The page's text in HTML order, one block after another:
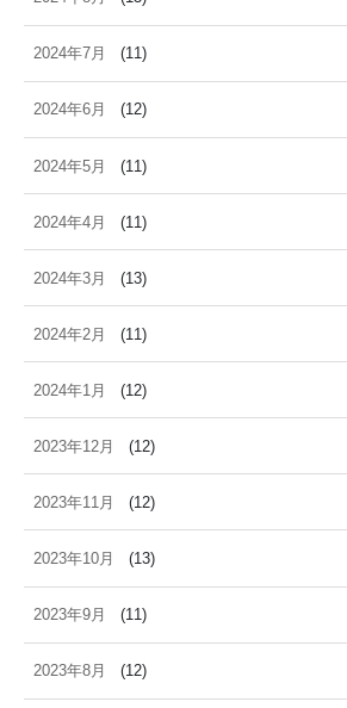
2024年7月 (11)
2024年6月 (12)
2024年5月 (11)
2024年4月 (11)
2024年3月 (13)
2024年2月 (11)
2024年1月 (12)
2023年12月 (12)
2023年11月 (12)
2023年10月 (13)
2023年9月 (11)
2023年8月 (12)